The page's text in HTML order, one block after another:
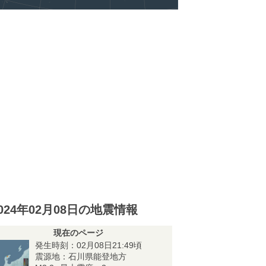
年02月08日の地震情報
現在のページ
発生時刻：02月08日21:49頃
震源地：石川県能登地方